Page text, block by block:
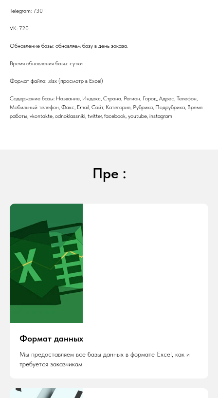
Telegram: 730
VK: 720
Обновление базы: обновляем базу в день заказа.
Время обновления базы: сутки
Формат файла: .xlsx (просмотр в Excel)
Содержание базы: Название, Индекс, Страна, Регион, Город, Адрес, Телефон,
Мобильный телефон, Факс, Email, Сайт, Категория, Рубрика, Подрубрика, Время
работы, vkontakte, odnoklassniki, twitter, facebook, youtube, instagram
Пре :
Формат данных
Мы предоставляем все базы данных в формате Excel, как и
требуется заказчикам.